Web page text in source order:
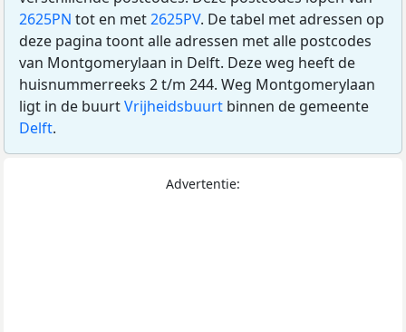
2625PN tot en met2625PV. De tabel met adressen op
deze pagina toont alle adressen met alle postcodes
van Montgomerylaan in Delft. Deze weg heeft de
huisnummerreeks 2 t/m 244. Weg Montgomerylaan
ligt in de buurtVrijheidsbuurt binnen de gemeente
Delft.
Advertentie: